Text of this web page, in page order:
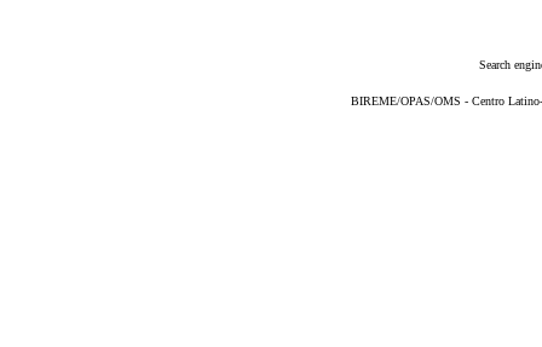
Search
BIREME/OPAS/OMS - Centro Latino-